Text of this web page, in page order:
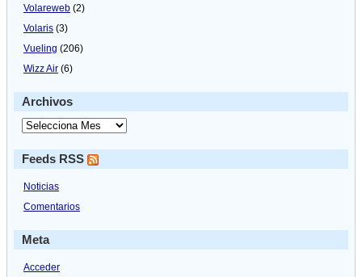
Volareweb (2)
Volaris (3)
Vueling (206)
Wizz Air (6)
Archivos
Feeds RSS
Noticias
Comentarios
Meta
Acceder